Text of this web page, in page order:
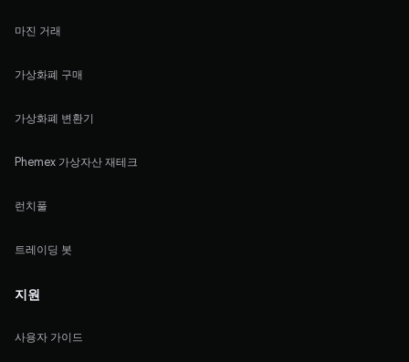
마진 거래
가상화폐 구매
가상화폐 변환기
Phemex 가상자산 재테크
런치풀
트레이딩 봇
지원
사용자 가이드